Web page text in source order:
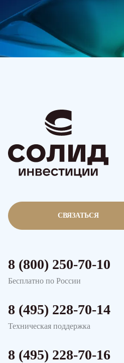
СВЯЗАТЬСЯ
8 (800) 250-70-10
Бесплатно по России
8 (495) 228-70-14
Техническая поддержка
8 (495) 228-70-16